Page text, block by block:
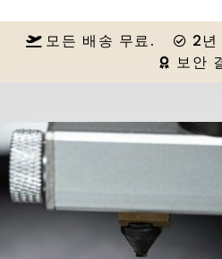
모든 배송 무료. 2년
보안